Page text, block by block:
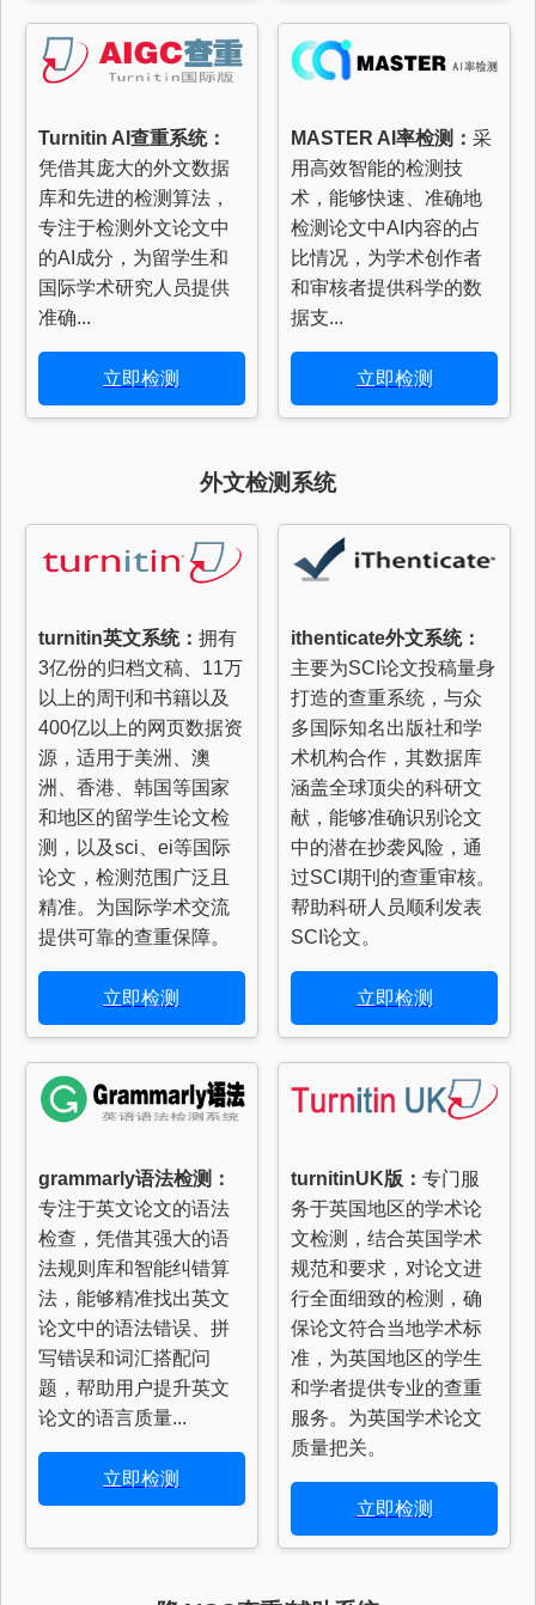
Turnitin AI查重系统：
凭借其庞大的外文数据
库和先进的检测算法，
专注于检测外文论文中
的AI成分，为留学生和
国际学术研究人员提供
准确...
立即检测
MASTER AI率检测：采
用高效智能的检测技
术，能够快速、准确地
检测论文中AI内容的占
比情况，为学术创作者
和审核者提供科学的数
据支...
立即检测
外文检测系统
turnitin英文系统： 拥有
3亿份的归档文稿、11万
以上的周刊和书籍以及
400亿以上的网页数据资
源，适用于美洲、澳
洲、香港、韩国等国家
和地区的留学生论文检
测，以及sci、ei等国际
论文，检测范围广泛且
精准。为国际学术交流
提供可靠的查重保障。
立即检测
ithenticate外文系统：
主要为SCI论文投稿量身
打造的查重系统，与众
多国际知名出版社和学
术机构合作，其数据库
涵盖全球顶尖的科研文
献，能够准确识别论文
中的潜在抄袭风险，通
过SCI期刊的查重审核。
帮助科研人员顺利发表
SCI论文。
立即检测
grammarly语法检测：
专注于英文论文的语法
检查，凭借其强大的语
法规则库和智能纠错算
法，能够精准找出英文
论文中的语法错误、拼
写错误和词汇搭配问
题，帮助用户提升英文
论文的语言质量...
立即检测
turnitinUK版：专门服
务于英国地区的学术论
文检测，结合英国学术
规范和要求，对论文进
行全面细致的检测，确
保论文符合当地学术标
准，为英国地区的学生
和学者提供专业的查重
服务。为英国学术论文
质量把关。
立即检测